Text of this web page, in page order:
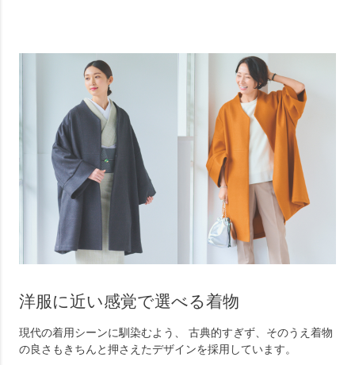
洋服に近い感覚で選べる着物
現代の着用シーンに馴染むよう、 古典的すぎず、そのうえ着物
の良さもきちんと押さえたデザインを採用しています。